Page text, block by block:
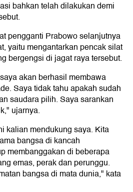
bahkan telah dilakukan demi
pengganti Prabowo selanjutnya
yaitu mengantarkan pencak silat
bergengsi di jagat raya tersebut.
akan berhasil membawa
Saya tidak tahu apakah sudah
saudara pilih. Saya sarankan
ujarnya.
kalian mendukung saya. Kita
bangsa di kancah
membanggakan di beberapa
emas, perak dan perunggu.
bangsa di mata dunia," kata